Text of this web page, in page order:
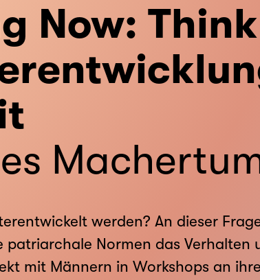
Now:
werden? An dieser
patriarchale Normen das Verhalten
mit Männern in Workshops an